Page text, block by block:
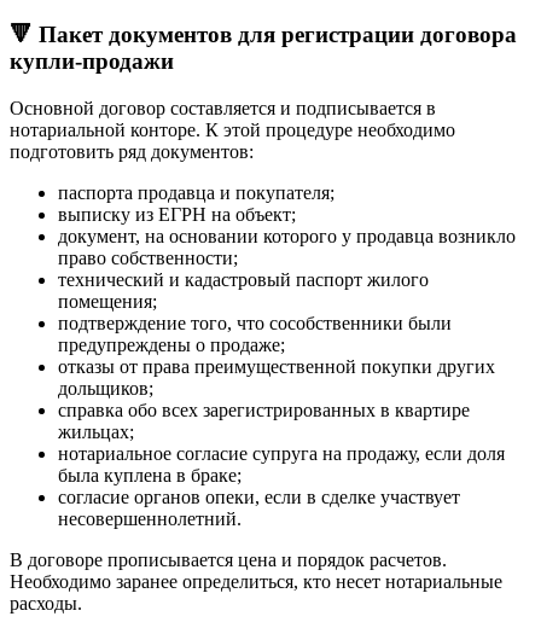
🔻 Пакет документов для регистрации договора
купли-продажи
Основной договор составляется и подписывается в
нотариальной конторе. К этой процедуре необходимо
подготовить ряд документов:
паспорта продавца и покупателя;
выписку из ЕГРН на объект;
документ, на основании которого у продавца возникло
право собственности;
технический и кадастровый паспорт жилого
помещения;
подтверждение того, что сособственники были
предупреждены о продаже;
отказы от права преимущественной покупки других
дольщиков;
справка обо всех зарегистрированных в квартире
жильцах;
нотариальное согласие супруга на продажу, если доля
была куплена в браке;
согласие органов опеки, если в сделке участвует
несовершеннолетний.
В договоре прописывается цена и порядок расчетов.
Необходимо заранее определиться, кто несет нотариальные
расходы.